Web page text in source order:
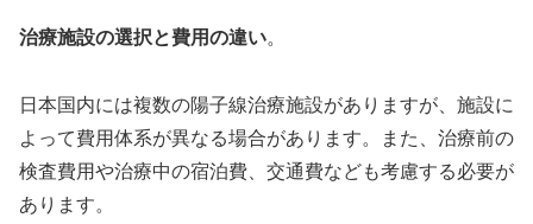
治療施設の選択と費用の違い。
日本国内には複数の陽子線治療施設がありますが、施設に
よって費用体系が異なる場合があります。また、治療前の
検査費用や治療中の宿泊費、交通費なども考慮する必要が
あります。